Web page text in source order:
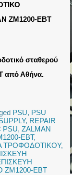
ZM1200-EBT
σταθερού
από Αθήνα.
PSU, PSU
, REPAIR
PSU,ZALMAN
EBT,
ΤΡΟΦΟΔΟΤΙΚΟΥ,
EBT